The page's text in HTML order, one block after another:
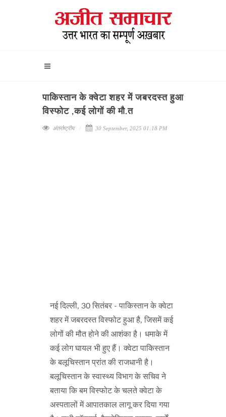
पाकिस्तान के क्वेटा शहर में जबरदस्त हुआ
विस्फोट ,कई लोगों की मौ.त
अंतर्राष्ट्रीय 30 September, 2025 01:18 PM
नई दिल्ली, 30 सितंबर - पाकिस्तान के क्वेटा
शहर में जबरदस्त विस्फोट हुआ है, जिसमें कई
लोगों की मौत होने की आशंका है। धमाके में
कई लोग घायल भी हुए हैं। क्वेटा पाकिस्तान
के बलूचिस्तान प्रांत की राजधानी है।
बलूचिस्तान के स्वास्थ्य विभाग के सचिव ने
बताया कि बम विस्फोट के चलते क्वेटा के
अस्पतालों में आपातकाल लागू कर दिया गया